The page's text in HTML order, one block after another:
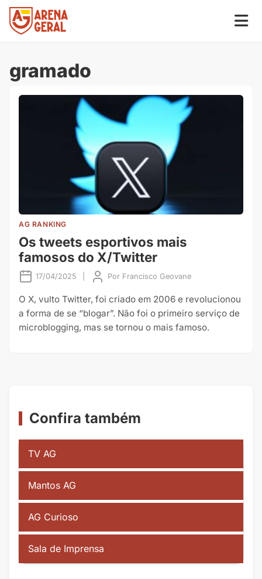
gramado
AG RANKING
Os tweets esportivos mais
famosos do X/Twitter
17/04/2025 Por Francisco Geovane
O X, vulto Twitter, foi criado em 2006 e revolucionou
a forma de se “blogar”. Não foi o primeiro serviço de
microblogging, mas se tornou o mais famoso.
Confira também
TV AG
Mantos AG
AG Curioso
Sala de Imprensa